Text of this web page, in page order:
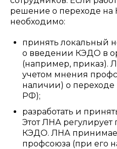
решение о переходе
необходимо:
принять локальный
о введении КЭДО в
(например, приказ).
учетом мнения
наличии) о переходе
РФ);
разработать и
Этот ЛНА
КЭДО. ЛНА
профсоюза (при его